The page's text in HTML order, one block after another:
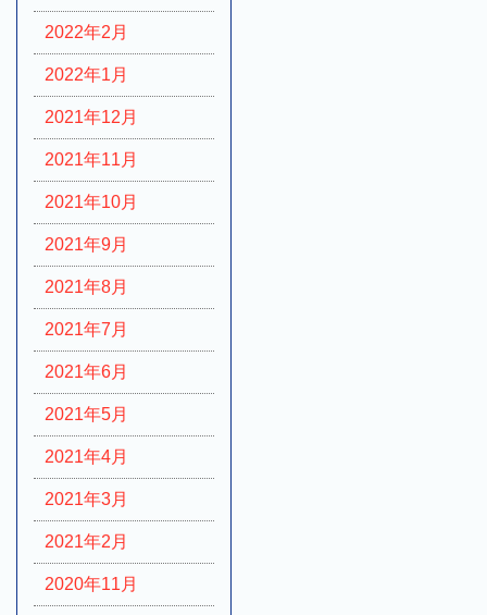
2022年2月
2022年1月
2021年12月
2021年11月
2021年10月
2021年9月
2021年8月
2021年7月
2021年6月
2021年5月
2021年4月
2021年3月
2021年2月
2020年11月